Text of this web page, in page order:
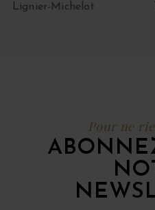
Lignier-Michelot
Pour ne